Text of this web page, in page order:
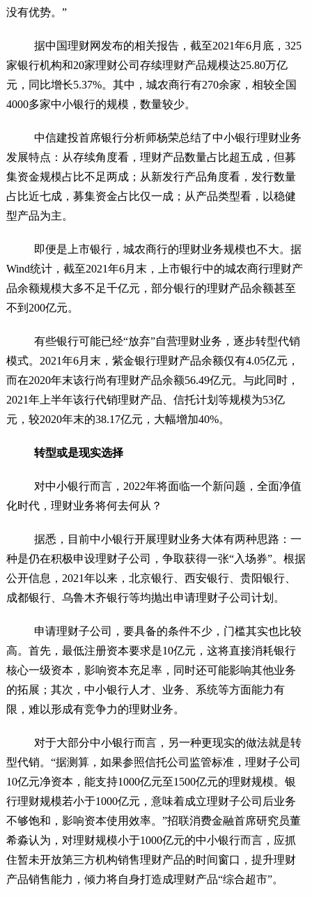
没有优势。”
据中国理财网发布的相关报告，截至2021年6月底，325
家银行机构和20家理财公司存续理财产品规模达25.80万亿
元，同比增长5.37%。其中，城农商行有270余家，相较全国
4000多家中小银行的规模，数量较少。
中信建投首席银行分析师杨荣总结了中小银行理财业务
发展特点：从存续角度看，理财产品数量占比超五成，但募
集资金规模占比不足两成；从新发行产品角度看，发行数量
占比近七成，募集资金占比仅一成；从产品类型看，以稳健
型产品为主。
即便是上市银行，城农商行的理财业务规模也不大。据
Wind统计，截至2021年6月末，上市银行中的城农商行理财产
品余额规模大多不足千亿元，部分银行的理财产品余额甚至
不到200亿元。
有些银行可能已经“放弃”自营理财业务，逐步转型代销
模式。2021年6月末，紫金银行理财产品余额仅有4.05亿元，
而在2020年末该行尚有理财产品余额56.49亿元。与此同时，
2021年上半年该行代销理财产品、信托计划等规模为53亿
元，较2020年末的38.17亿元，大幅增加40%。
转型或是现实选择
对中小银行而言，2022年将面临一个新问题，全面净值
化时代，理财业务将何去何从？
据悉，目前中小银行开展理财业务大体有两种思路：一
种是仍在积极申设理财子公司，争取获得一张“入场券”。根据
公开信息，2021年以来，北京银行、西安银行、贵阳银行、
成都银行、乌鲁木齐银行等均抛出申请理财子公司计划。
申请理财子公司，要具备的条件不少，门槛其实也比较
高。首先，最低注册资本要求是10亿元，这将直接消耗银行
核心一级资本，影响资本充足率，同时还可能影响其他业务
的拓展；其次，中小银行人才、业务、系统等方面能力有
限，难以形成有竞争力的理财业务。
对于大部分中小银行而言，另一种更现实的做法就是转
型代销。“据测算，如果参照信托公司监管标准，理财子公司
10亿元净资本，能支持1000亿元至1500亿元的理财规模。银
行理财规模若小于1000亿元，意味着成立理财子公司后业务
不够饱和，影响资本使用效率。”招联消费金融首席研究员董
希淼认为，对理财规模小于1000亿元的中小银行而言，应抓
住暂未开放第三方机构销售理财产品的时间窗口，提升理财
产品销售能力，倾力将自身打造成理财产品“综合超市”。